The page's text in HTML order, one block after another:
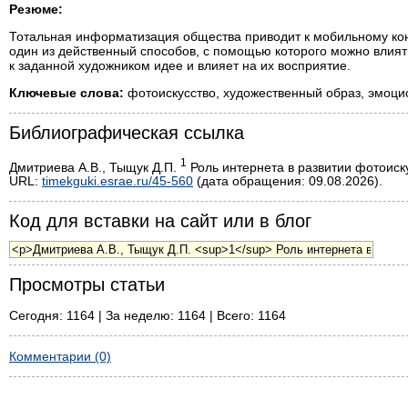
Резюме:
Тотальная информатизация общества приводит к мобильному
один из действенный способов, с помощью которого можно
к заданной художником идее и влияет на их восприятие.
Ключевые слова: фотоискусство, художественный образ,
Библиографическая ссылка
Дмитриева А.В., Тыщук Д.П. 1
Роль интернета в развитии
URL: timekguki.esrae.ru/45-560 (дата обращения: 09.08.2026).
Код для вставки на сайт или в блог
Просмотры статьи
Сегодня: 1164 | За неделю: 1164 | Всего: 1164
Комментарии (0)